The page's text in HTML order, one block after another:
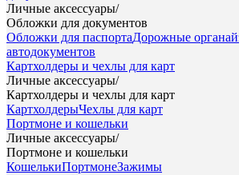
Личные аксессуары/
Обложки для документов
Обложки для паспортаДорожные
автодокументов
Картхолдеры и чехлы для карт
Личные аксессуары/
Картхолдеры и чехлы для карт
КартхолдерыЧехлы для карт
Портмоне и кошельки
Личные аксессуары/
Портмоне и кошельки
КошелькиПортмонеЗажимы